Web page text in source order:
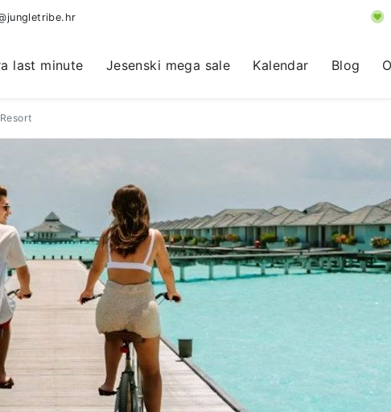
last minute Jesenski mega sale Kalendar Blog